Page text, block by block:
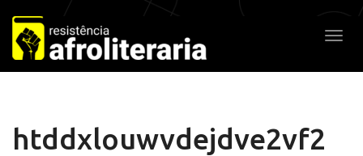
Pular
para
o
conteúdo
htddxlouwvdejdve2vf2